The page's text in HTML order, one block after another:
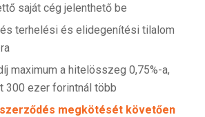
saját cég jelenthető be
terhelési és elidegenítési tilalom
maximum a hitelösszeg 0,75%-a,
300 ezer forintnál több
megkötését követően